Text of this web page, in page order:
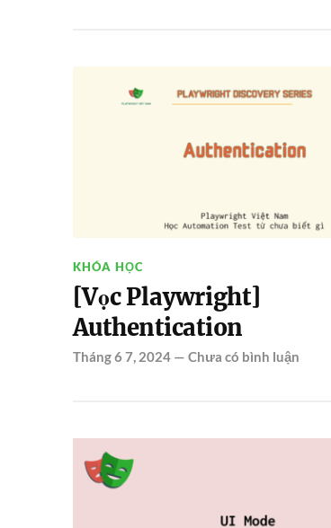
KHÓA HỌC
[Vọc Playwright]
Authentication
Tháng 6 7, 2024— Chưa có bình luận